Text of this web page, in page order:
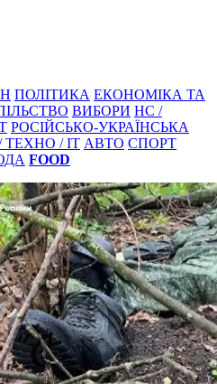
ПОЛІТИКА ЕКОНОМІКА ТА
ВИБОРИ НС /
РОСІЙСЬКО-УКРАЇНСЬКА
ТЕХНО / IT АВТО СПОРТ
FOOD